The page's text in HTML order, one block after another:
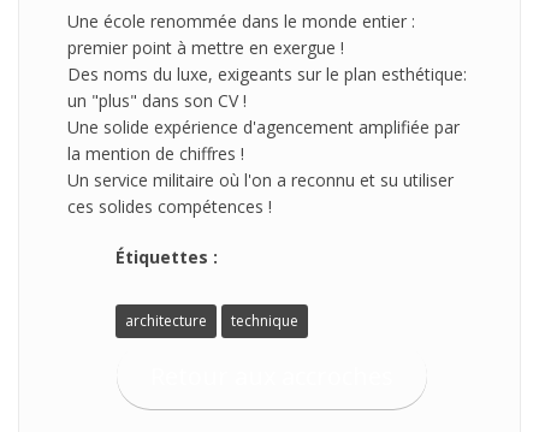
Une école renommée dans le monde entier :
premier point à mettre en exergue !
Des noms du luxe, exigeants sur le plan esthétique:
un "plus" dans son CV !
Une solide expérience d'agencement amplifiée par
la mention de chiffres !
Un service militaire où l'on a reconnu et su utiliser
ces solides compétences !
Étiquettes :
architecture technique